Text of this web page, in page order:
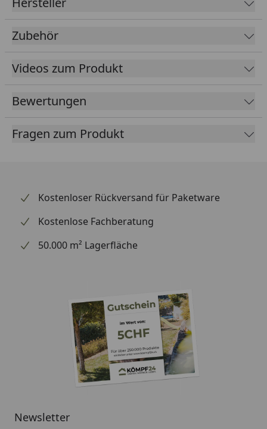
Fassungsvermögen
Ubbink Fertigteiche Montageanleitung
Zubehör
Videos zum Produkt
Bewertungen
Fragen zum Produkt
Kostenloser Rückversand für Paketware
Kostenlose Fachberatung
50.000 m² Lagerfläche
Newsletter